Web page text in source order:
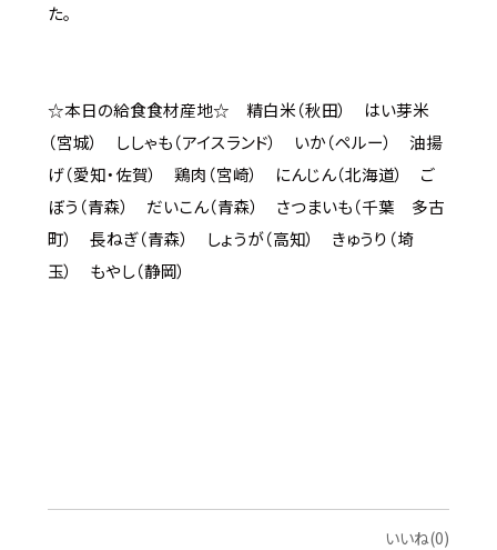
た。
☆本日の給食食材産地☆ 精白米（秋田） はい芽米
（宮城） ししゃも（アイスランド） いか（ペルー） 油揚
げ（愛知・佐賀） 鶏肉（宮崎） にんじん（北海道） ご
ぼう（青森） だいこん（青森） さつまいも（千葉 多古
町） 長ねぎ（青森） しょうが（高知） きゅうり（埼
玉） もやし（静岡）
いいね(0)